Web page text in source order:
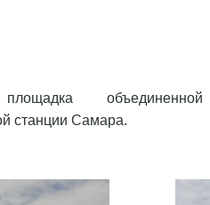
площадка объединенной
станции Самара.